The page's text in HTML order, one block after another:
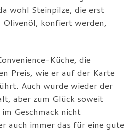
wohl Steinpilze, die erst
konfiert werden,
Küche, die
Preis, wie er auf der Karte
Auch wurde wieder der
aber zum Glück soweit
Geschmack nicht
auch immer das für eine gute